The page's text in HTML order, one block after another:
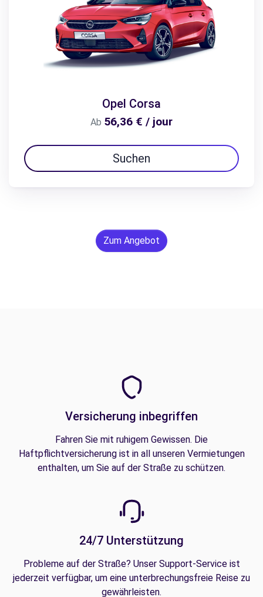
Opel Corsa
Ab 56,36 € / jour
Suchen
Zum Angebot
Versicherung inbegriffen
Fahren Sie mit ruhigem Gewissen. Die
Haftpflichtversicherung ist in all unseren Vermietungen
enthalten, um Sie auf der Straße zu schützen.
24/7 Unterstützung
Probleme auf der Straße? Unser Support-Service ist
jederzeit verfügbar, um eine unterbrechungsfreie Reise zu
gewährleisten.